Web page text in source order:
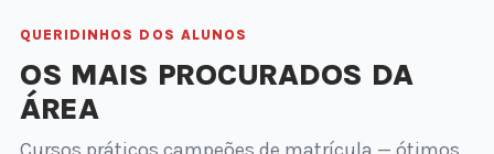
QUERIDINHOS DOS ALUNOS
OS MAIS PROCURADOS DA
ÁREA